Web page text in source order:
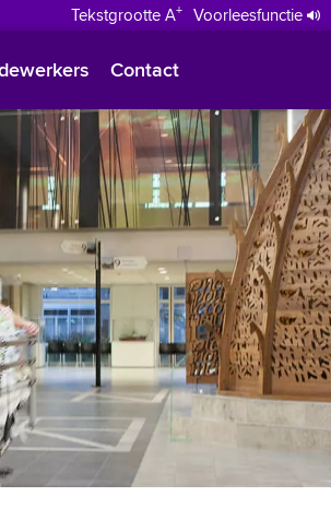
Tekstgrootte A+ Voorleesfunctie
Polski
Türkçe
Arabisch
Contact